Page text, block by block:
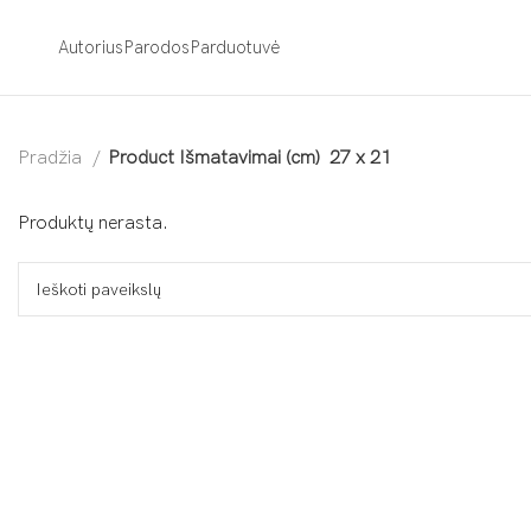
AutoriusParodosParduotuvė
Pradžia Product Išmatavimai (cm) 27 x 21
Produktų nerasta.